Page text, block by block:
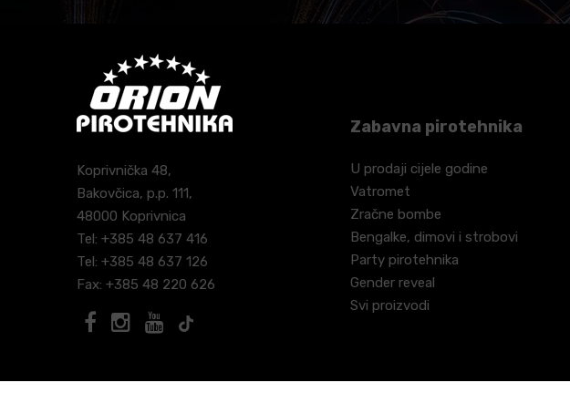
Koprivnička 48,
Bakovčica, p.p. 111,
48000 Koprivnica
Tel: +385 48 637 416
Tel: +385 48 637 126
Fax: +385 48 220 626
Zabavna pirotehnika
U prodaji cijele godine
Vatromet
Zračne bombe
Bengalke, dimovi i strobovi
Party pirotehnika
Gender reveal
Svi proizvodi